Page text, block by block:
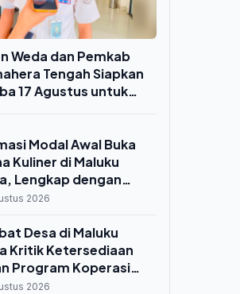
Weda dan Pemkab
Tengah Siapkan
17 Agustus untuk
Modal Awal Buka
Kuliner di Maluku
Lengkap dengan
Biaya dan Strategi
2026
Desa di Maluku
Kritik Ketersediaan
Program Koperasi
Putih saat Seminar di
2026